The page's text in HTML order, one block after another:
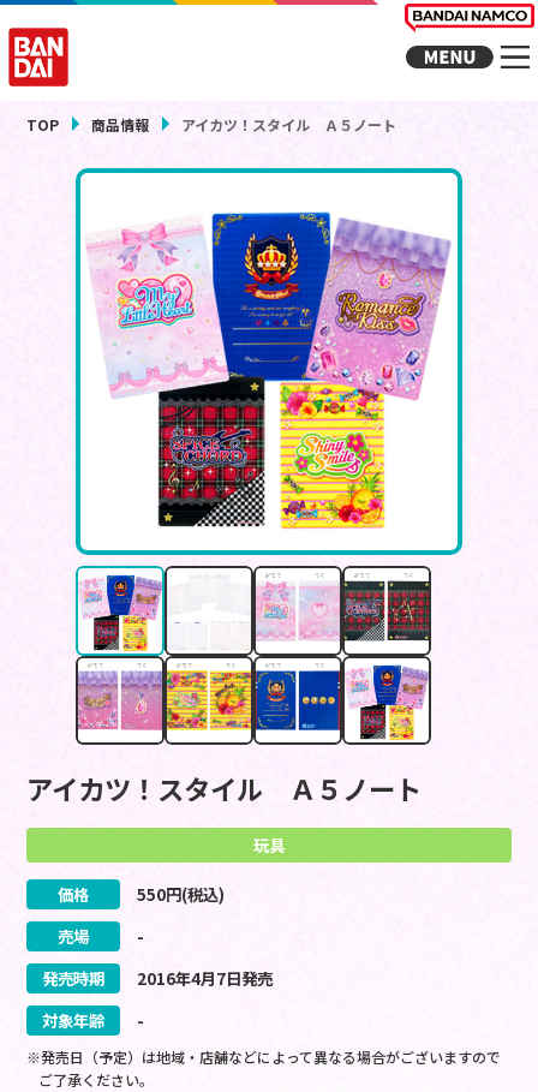
TOP 商品情報 アイカツ！スタイル Ａ５ノート
アイカツ！スタイル Ａ５ノート
玩具
価格 550円(税込)
売場
-
発売時期
2016年4月7日発売
対象年齢
-
※発売日（予定）は地域・店舗などによって異なる場合がございますので
ご了承ください。